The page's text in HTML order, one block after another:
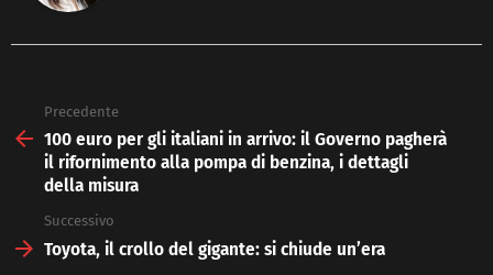
more
Precedente
100 euro per gli italiani in arrivo: il Governo pagherà
il rifornimento alla pompa di benzina, i dettagli
della misura
Successivo
Toyota, il crollo del gigante: si chiude un’era